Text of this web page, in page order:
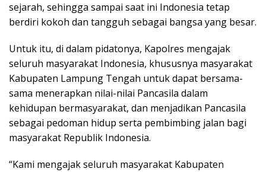
sejarah, sehingga sampai saat ini Indonesia tetap
berdiri kokoh dan tangguh sebagai bangsa yang besar.
Untuk itu, di dalam pidatonya, Kapolres mengajak
seluruh masyarakat Indonesia, khususnya masyarakat
Kabupaten Lampung Tengah untuk dapat bersama-
sama menerapkan nilai-nilai Pancasila dalam
kehidupan bermasyarakat, dan menjadikan Pancasila
sebagai pedoman hidup serta pembimbing jalan bagi
masyarakat Republik Indonesia.
“Kami mengajak seluruh masyarakat Kabupaten